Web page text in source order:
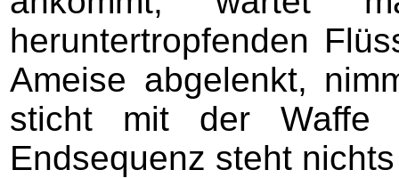
heruntertropfenden
Ameise abgelenkt,
sticht mit der Waffe
Endsequenz steht